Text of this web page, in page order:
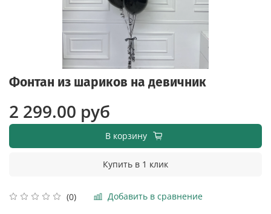
Фонтан из шариков на девичник
(0) Добавить в сравнение
2 299.00 руб
В корзину
Купить в 1 клик